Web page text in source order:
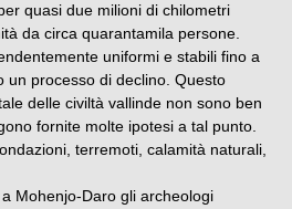
quasi due milioni di chilometri
da circa quarantamila persone.
uniformi e stabili fino a
un processo di declino. Questo
delle civiltà vallinde non sono ben
fornite molte ipotesi a tal punto.
terremoti, calamità naturali,
Mohenjo-Daro gli archeologi